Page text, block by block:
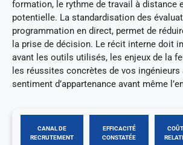
formation, le rythme de travail à distance
potentielle. La standardisation des
programmation en direct, permet de
la prise de décision. Le récit interne doit
avant les outils utilisés, les enjeux de la
les réussites concrètes de vos
sentiment d’appartenance avant même
CANAL DE
RECRUTEMENT
EFFICACITÉ
CONSTATÉE
COÛT